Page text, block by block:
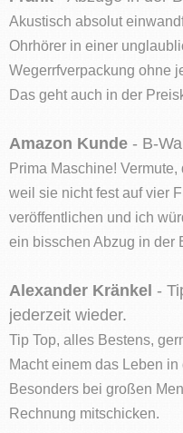
Akustisch absolut
Ohrhörer in einer
Wegerrfverpackung ohne
Das geht auch in der
Amazon Kunde - B-
Prima Maschine!
weil sie nicht fest auf vier
veröffentlichen und ich
ein bisschen Abzug in der
Alexander Kränkel -
jederzeit wieder.
Tip Top, alles Bestens,
Macht einem das Leben
Besonders bei großen
Rechnung mitschicken.